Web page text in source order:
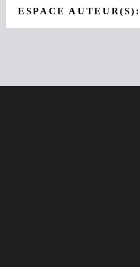
ESPACE AUTEUR(S):